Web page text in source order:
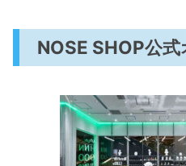
NOSE SHOP公